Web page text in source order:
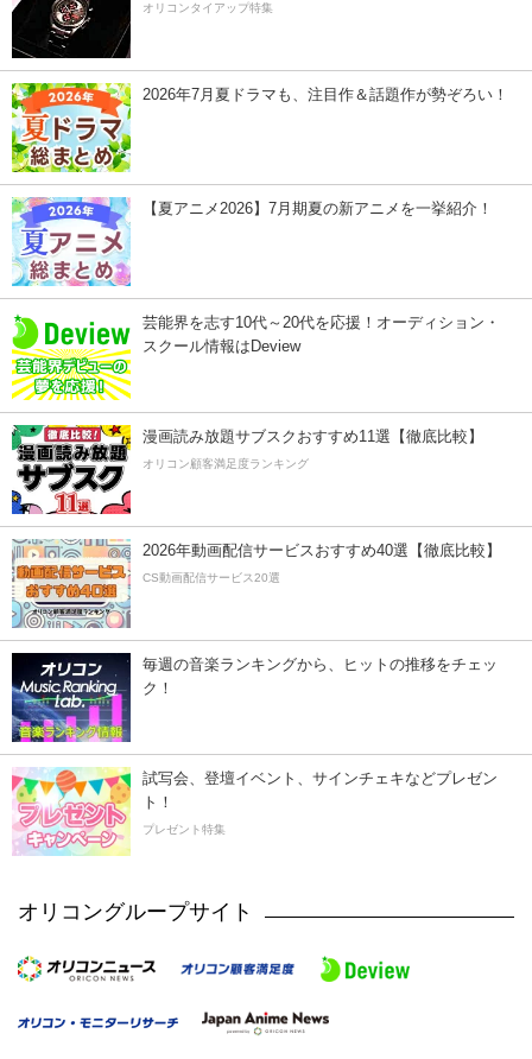
オリコンタイアップ特集
2026年7月夏ドラマも、注目作＆話題作が勢ぞろい！
【夏アニメ2026】7月期夏の新アニメを一挙紹介！
芸能界を志す10代～20代を応援！オーディション・
スクール情報はDeview
漫画読み放題サブスクおすすめ11選【徹底比較】
オリコン顧客満足度ランキング
2026年動画配信サービスおすすめ40選【徹底比較】
CS動画配信サービス20選
毎週の音楽ランキングから、ヒットの推移をチェッ
ク！
試写会、登壇イベント、サインチェキなどプレゼン
ト！
プレゼント特集
オリコングループサイト